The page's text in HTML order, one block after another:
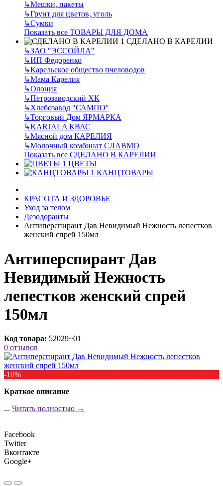
↳Мешки, пакеты
↳Грунт для цветов, уголь
↳Сумки
Показать все ТОВАРЫ ДЛЯ ДОМА
СДЕЛАНО В КАРЕЛИИ
↳ЗАО "ЭССОЙЛА"
↳ИП Федоренко
↳Карельское общество пчеловодов
↳Мама Карелия
↳Олония
↳Петрозаводский ХК
↳Хлебозавод "САМПО"
↳Торговый Дом ЯРМАРКА
↳KARJALA КВАС
↳Мясной дом КАРЕЛИЯ
↳Молочный комбинат СЛАВМО
Показать все СДЕЛАНО В КАРЕЛИИ
ЦВЕТЫ
КАНЦТОВАРЫ
КРАСОТА И ЗДОРОВЬЕ
Уход за телом
Дезодоранты
Антиперспирант Дав Невидимый Нежность лепестков
женский спрей 150мл
Антиперспирант Дав
Невидимый Нежность
лепестков женский спрей
150мл
Код товара: 52029~01
0 отзывов
-10%
Краткое описание
... Читать полностью →
Facebook
Twitter
Вконтакте
Google+